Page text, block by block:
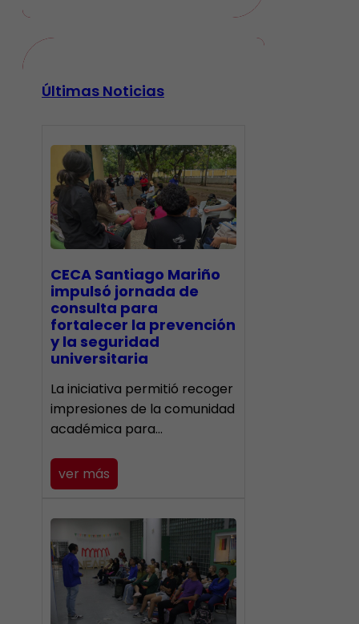
Últimas Noticias
CECA Santiago Mariño
impulsó jornada de
consulta para
fortalecer la prevención
y la seguridad
universitaria
La iniciativa permitió recoger
impresiones de la comunidad
académica para…
ver más